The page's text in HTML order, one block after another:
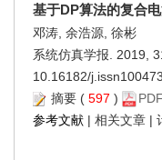
基于DP算法的复合
邓涛, 余浩源, 徐彬
系统仿真学报. 2019,
10.16182/
摘要 ( 597 ) PDF
参考文献 | 相关文章 |